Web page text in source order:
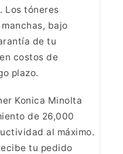
Los tóneres
manchas, bajo
de tu
costos de
plazo.
Konica Minolta
de 26,000
al máximo.
tu pedido